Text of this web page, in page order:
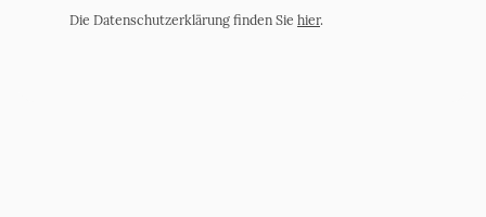
Die Datenschutzerklärung finden Sie hier.